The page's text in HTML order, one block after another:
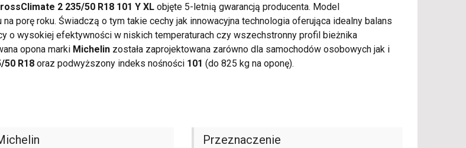
2 235/50 R18 101 Y XL objęte 5-letnią gwarancją producenta. Model
porę roku. Świadczą o tym takie cechy jak innowacyjna technologia oferująca idealny balans
o wysokiej efektywności w niskich temperaturach czy wszechstronny profil bieżnika
opona marki Michelin została zaprojektowana zarówno dla samochodów osobowych jak i
50 R18 oraz podwyższony indeks nośności 101 (do 825 kg na oponę).
Przeznaczenie